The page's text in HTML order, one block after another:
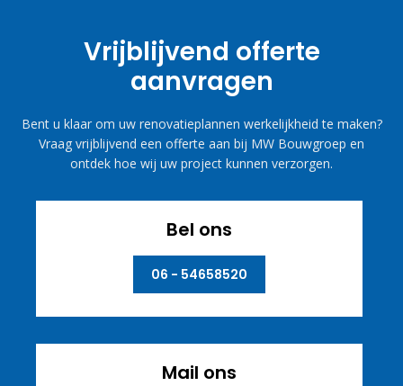
Vrijblijvend offerte
aanvragen
Bent u klaar om uw renovatieplannen werkelijkheid te maken?
Vraag vrijblijvend een offerte aan bij MW Bouwgroep en
ontdek hoe wij uw project kunnen verzorgen.
Bel ons
06 - 54658520
Mail ons